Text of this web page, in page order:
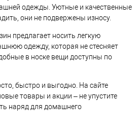
одежды. Уютные и качественные
они не подвержены износу.
предлагает носить легкую
одежду, которая не стесняет
в носке вещи доступны по
быстро и выгодно. На сайте
товары и акции – не упустите
наряд для домашнего